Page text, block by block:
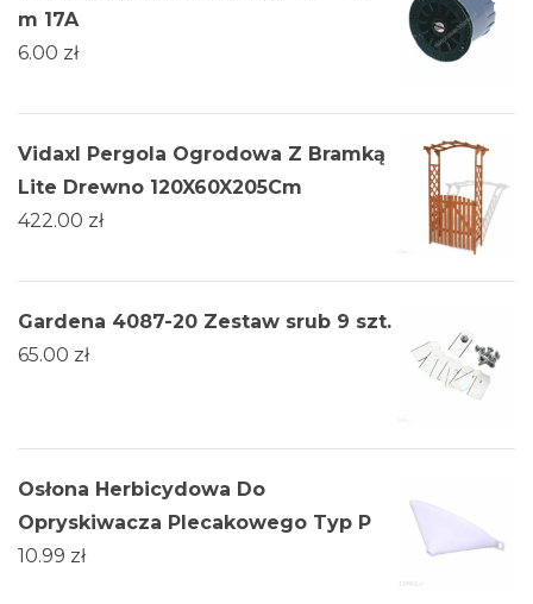
m 17A
6.00 zł
Vidaxl Pergola Ogrodowa Z Bramką
Lite Drewno 120X60X205Cm
422.00 zł
Gardena 4087-20 Zestaw srub 9 szt.
65.00 zł
Osłona Herbicydowa Do
Opryskiwacza Plecakowego Typ P
10.99 zł